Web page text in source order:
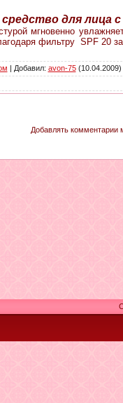
для лица
мгновенно
фильтру SPF 20
| Добавил: avon-75(10.04.2009)
Добавлять комментарии